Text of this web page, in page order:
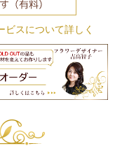
スについて詳しく